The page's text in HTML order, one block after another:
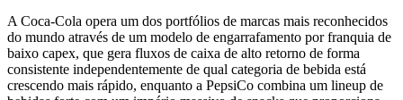
A Coca-Cola opera um dos portfólios de marcas mais reconhecidos
do mundo através de um modelo de engarrafamento por franquia de
baixo capex, que gera fluxos de caixa de alto retorno de forma
consistente independentemente de qual categoria de bebida está
crescendo mais rápido, enquanto a PepsiCo combina um lineup de